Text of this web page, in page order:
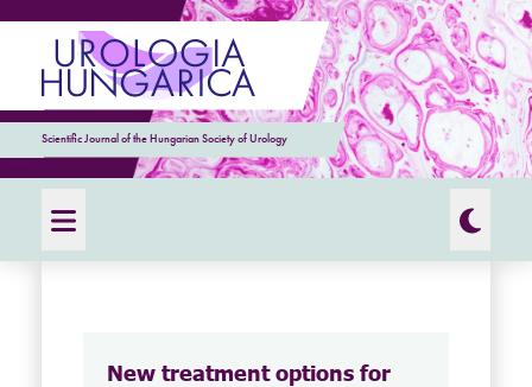
Scientific Journal of the Hungarian Society of Urology
New treatment options for